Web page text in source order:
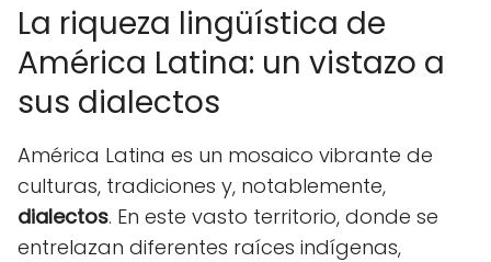
La riqueza lingüística de
América Latina: un vistazo a
sus dialectos
América Latina es un mosaico vibrante de
culturas, tradiciones y, notablemente,
dialectos. En este vasto territorio, donde se
entrelazan diferentes raíces indígenas,